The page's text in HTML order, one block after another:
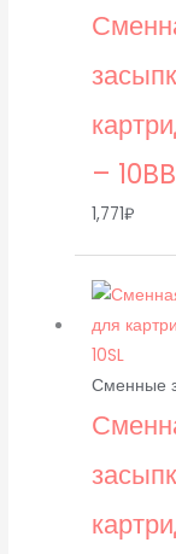
– 10BB
1,771₽
Сменные